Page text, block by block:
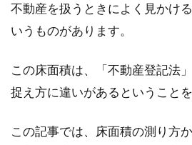
不動産を扱うときによく見かけ
いうものがあります。
この床面積は、「不動産登記法
捉え方に違いがあるということ
この記事では、床面積の測り方